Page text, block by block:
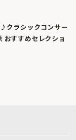
クラシックコンサー
おすすめセレクショ